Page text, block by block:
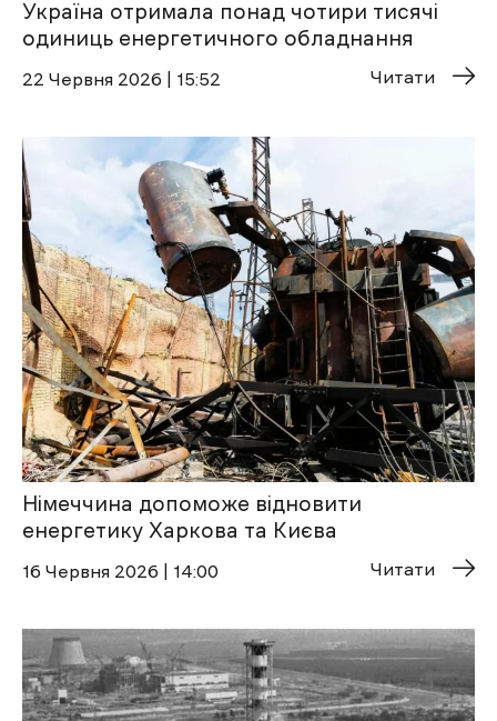
Україна отримала понад чотири тисячі
одиниць енергетичного обладнання
22 Червня 2026 | 15:52 Читати
Німеччина допоможе відновити
енергетику Харкова та Києва
16 Червня 2026 | 14:00 Читати